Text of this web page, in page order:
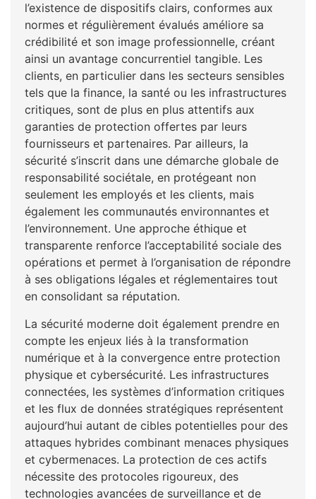
l’existence de dispositifs clairs, conformes aux
normes et régulièrement évalués améliore sa
crédibilité et son image professionnelle, créant
ainsi un avantage concurrentiel tangible. Les
clients, en particulier dans les secteurs sensibles
tels que la finance, la santé ou les infrastructures
critiques, sont de plus en plus attentifs aux
garanties de protection offertes par leurs
fournisseurs et partenaires. Par ailleurs, la
sécurité s’inscrit dans une démarche globale de
responsabilité sociétale, en protégeant non
seulement les employés et les clients, mais
également les communautés environnantes et
l’environnement. Une approche éthique et
transparente renforce l’acceptabilité sociale des
opérations et permet à l’organisation de répondre
à ses obligations légales et réglementaires tout
en consolidant sa réputation.
La sécurité moderne doit également prendre en
compte les enjeux liés à la transformation
numérique et à la convergence entre protection
physique et cybersécurité. Les infrastructures
connectées, les systèmes d’information critiques
et les flux de données stratégiques représentent
aujourd’hui autant de cibles potentielles pour des
attaques hybrides combinant menaces physiques
et cybermenaces. La protection de ces actifs
nécessite des protocoles rigoureux, des
technologies avancées de surveillance et de